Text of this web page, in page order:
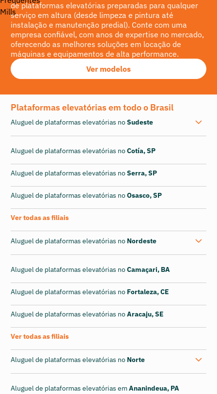
de plataformas elevatórias preparadas para qualquer
serviço em altura (desde limpeza e pintura até
instalação e manutenção predial). Conte com uma
empresa confiável, com anos de expertise no mercado,
oferecendo as melhores soluções em locação de
máquinas e equipamentos de alta performance.
Ver modelos
Plataformas elevatórias em todo o Brasil
Aluguel de plataformas elevatórias noSudeste
Aluguel de plataformas elevatórias noCotía, SP
Aluguel de plataformas elevatórias noSerra, SP
Aluguel de plataformas elevatórias noOsasco, SP
Ver todas as filiais
Aluguel de plataformas elevatórias no Nordeste
Aluguel de plataformas elevatórias noCamaçari, BA
Aluguel de plataformas elevatórias no Fortaleza, CE
Aluguel de plataformas elevatórias noAracaju, SE
Ver todas as filiais
Aluguel de plataformas elevatórias no Norte
Aluguel de plataformas elevatórias emAnanindeua, PA